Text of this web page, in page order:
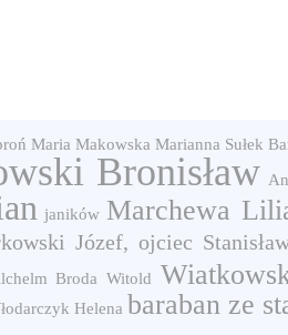
Maria Makowska Marianna Sułek
Bronisław
janików Marchewa
Józef, ojciec
Broda Witold
Helena baraban ze